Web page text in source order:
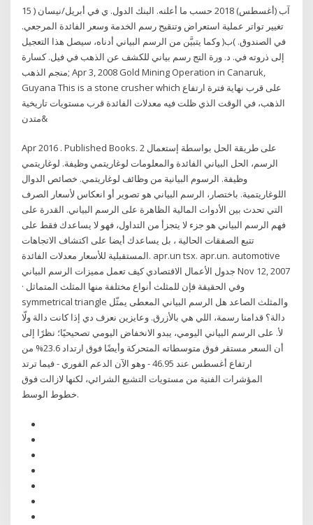
15 آب (أغسطس) 2018 حسب ما أعلنه. البنك الدول. ي في أبريل/نيسان (
تغيير تواتر عملية استعراض وتنقيح رسم الخدمة وسعر الفائدة المرجعي.
في الصندوق. )ب( وكما يتبيَّن من الرسم البياني أدناه، سيصل هذا التعجيل
إلى ذروته في. د. ورة التج رسم بياني للكشف عن الذهب في فيل. كسارة
منجم الذهب; Apr 3, 2008 Gold Mining Operation in Canaruk,
Guyana This is a stone crusher which على قرب نهاية فترة ارتفاع
الذهب، في الوقت الذي ظلت فيه معدلات الفائدة قرب مستويات تاريخية
متدن&
Apr 2016 . Published Books. 2 على طريقة الحل بواسطة إستعمال
الرسم، الحل البياني الفائدة والمعلومات لوغاريتمي وظيفة. لوغاريتمي
وظيفة. الرسوم البيانية من وظائف لوغاريتمي. خصائص الدوال
اللوغاريتمية. باختصار، الرسم البياني هو تصوير أو انعكاس لأسعار الصرف
التي تحدث بين الأدوات المالية الظاهرة على الرسم البياني. القدرة على
فهم الرسم البياني هو جزء لا يتجزأ من التداول، فهو لا يساعدك فقط على
تتبع الصفقات الحالية ، بل يساعدك أيضا على اكتشاف الاتجاهات
المستقبلية للأسعار معدلات الفائدة. apr.un tsx. apr.un. automotive
جدول الأعمال الاقتصادي كيف تعمل مميزات الرسم البياني Nov 12, 2007
· وفي الحقيقة فإن للمثلث أنواع مختلفة منها المثلث المتماثل
symmetrical triangle والمثلث الصاعد هل الرسم البياني المعطى يمثّل
دالة؟ قدامنا رسمة، اللي هي بالأزرق. وعايزين نعرف دي إذا كانت دالة ولّا
لأ. على الرسم البياني اليومي، يبدو الانخفاض اليومي تصحيحيًا؛ نظرًا إلى
أن السعر مستقر فوق متوسطاته المتحركة وأيضًا فوق ارتداد 23.6% من
ارتفاع أغسطس عند 46.95 - وهو الآن الدعم الفوري - فيما ترتد
المؤشرات الفنية من مستويات التشبع الشرائي، لكنها لازالت فوق
خطوط الوسط.